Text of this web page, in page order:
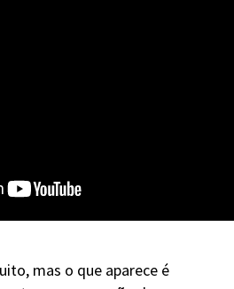
mas o que aparece é